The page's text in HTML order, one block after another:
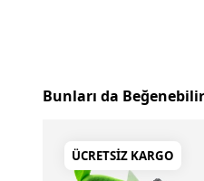
Bunları da
ÜCRETSIZ KARGO